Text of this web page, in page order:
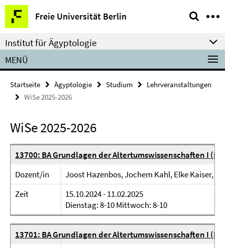
Springe
direkt
zu
Inhalt
Freie Universität Berlin
Service-
Navigation
Institut für Ägyptologie
MENÜ
Startseite Ägyptologie Studium
Lehrveranstaltungen
WiSe 2025-2026
WiSe 2025-2026
13700: BA Grundlagen der Altertumswissenschaften I
Dozent/in
Joost Hazenbos, Jochem Kahl, Elke Kaiser,
Zeit
15.10.2024 - 11.02.2025
Dienstag: 8-10 Mittwoch: 8-10
13701: BA Grundlagen der Altertumswissenschaften I